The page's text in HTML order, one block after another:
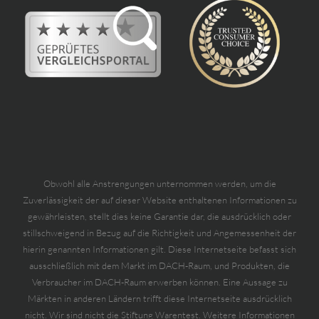
Obwohl alle Anstrengungen unternommen werden, um die
Zuverlässigkeit der auf dieser Website enthaltenen Informationen zu
gewährleisten, stellt dies keine Garantie dar, die ausdrücklich oder
stillschweigend in Bezug auf die Richtigkeit und Angemessenheit der
hierin genannten Informationen gilt. Diese Internetseite befasst sich
ausschließlich mit dem Markt im DACH-Raum, und Produkten, die
Verbraucher im DACH-Raum erwerben können. Eine Aussage zu
Märkten in anderen Ländern trifft diese Internetseite ausdrücklich
nicht. Wir sind nicht die Stiftung Warentest. Weitere Informationen